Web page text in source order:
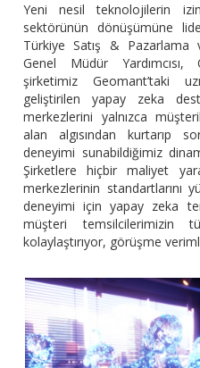
Yeni nesil teknolojilerin
sektörünün dönüşümüne
Türkiye Satış & Pazarlama
Genel Müdür
şirketimiz Geomant’taki
geliştirilen yapay zeka
merkezlerini yalnızca
alan algısından kurtarıp
deneyimi sunabildiğimiz
Şirketlere hiçbir maliyet
merkezlerinin standartlarını
deneyimi için yapay zeka
müşteri temsilcilerimizin
kolaylaştırıyor, görüşme